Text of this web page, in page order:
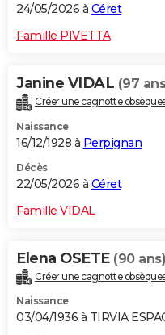
24/05/2026 à Céret
Famille PIVETTA
Janine VIDAL (97
Créer une cagnotte
Naissance
16/12/1928 à Perpignan
Décès
22/05/2026 à Céret
Famille VIDAL
Elena OSETE (90 ans)
Créer une cagnotte
Naissance
03/04/1936 à TIRVIA